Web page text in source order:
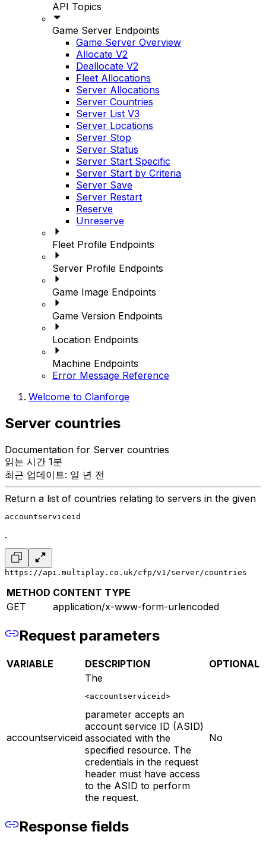
API Topics
Game Server Endpoints
Game Server Overview
Allocate V2
Deallocate V2
Fleet Allocations
Server Allocations
Server Countries
Server List V3
Server Locations
Server Stop
Server Status
Server Start Specific
Server Start by Criteria
Server Save
Server Restart
Reserve
Unreserve
Fleet Profile Endpoints
Server Profile Endpoints
Game Image Endpoints
Game Version Endpoints
Location Endpoints
Machine Endpoints
Error Message Reference
Welcome to Clanforge
Server countries
Documentation for Server countries
읽는 시간 1분
최근 업데이트: 일 년 전
Return a list of countries relating to servers in the given
accountserviceid
.
https://api.multiplay.co.uk/cfp/v1/server/countries
METHOD CONTENT TYPE
GET
application/x-www-form-urlencoded
Request parameters
VARIABLE DESCRIPTION OPTIONAL
accountserviceid
The
<accountserviceid>
parameter accepts an
account service ID (ASID)
associated with the
specified resource. The
credentials in the request
header must have access
to the ASID to perform
the request.
No
Response fields